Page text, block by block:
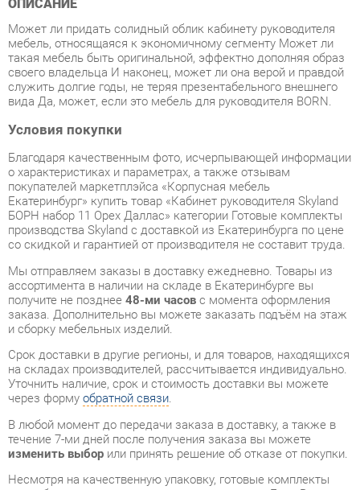
такая мебель быть оригинальной, эффектно дополняя образ
своего владельца И наконец, может ли она верой и правдой
служить долгие годы, не теряя презентабельного внешнего
вида Да, может, если это мебель для руководителя BORN.
Условия покупки
Благодаря качественным фото, исчерпывающей информации
покупателей маркетплэйса «Корпусная мебель
БОРН набор 11 Орех Даллас» категории Готовые комплекты
производства Skyland с доставкой из Екатеринбурга по цене
со скидкой и гарантией от производителя не составит труда.
Мы отправляем заказы в доставку ежедневно. Товары из
ассортимента в наличии на складе в Екатеринбурге вы
получите не позднее48-ми часовс момента оформления
заказа. Дополнительно вы можете заказать подъём на этаж
и сборку мебельных изделий.
Срок доставки в другие регионы, и для товаров, находящихся
на складах производителей, рассчитывается индивидуально.
Уточнить наличие, срок и стоимость доставки вы можете
через формуобратной связи.
В любой момент до передачи заказа в доставку, а также в
течение 7-ми дней после получения заказа вы можете
изменить выборили принять решение об отказе от покупки.
могут быть повреждены при транспортировке. Если Вы
заметили дефект при приёме - мы заменим поврежденную
деталь.Повторная доставкатовара -бесплатна.
На всю мебель категории Готовые комплекты